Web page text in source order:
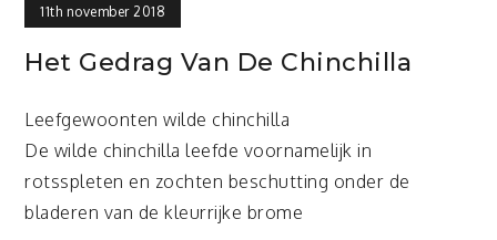
11th november 2018
Het Gedrag Van De Chinchilla
Leefgewoonten wilde chinchilla
De wilde chinchilla leefde voornamelijk in
rotsspleten en zochten beschutting onder de
bladeren van de kleurrijke brome